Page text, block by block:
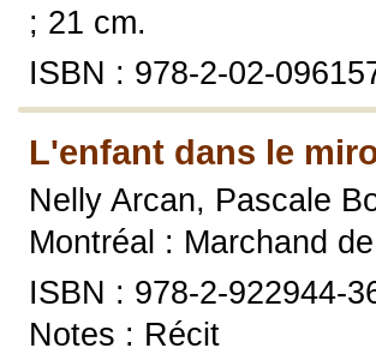
; 21 cm.
ISBN : 978-2-02-
L'enfant dans le
Nelly Arcan, Pascale
Montréal : Marchand
ISBN : 978-2-922944-
Notes : Récit